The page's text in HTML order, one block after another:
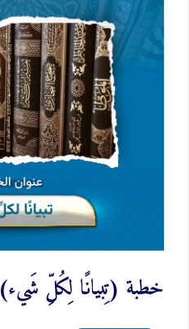
خطبة (تِبيانًا لِكُلِّ شَيء)